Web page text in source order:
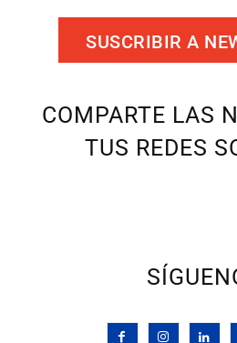
SUSCRIBIR A
COMPARTE LAS
TUS REDES